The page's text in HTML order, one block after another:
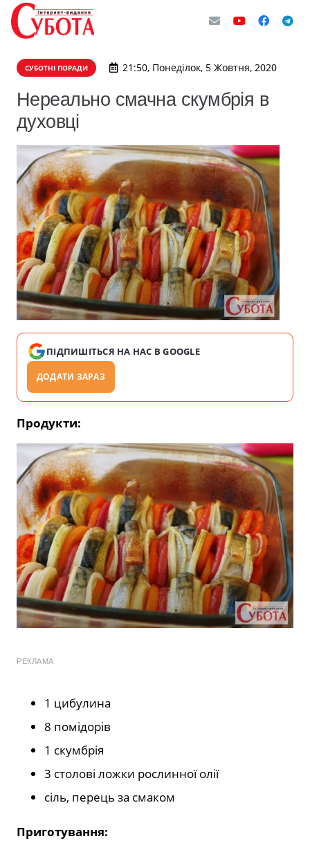
СУБОТНІ ПОРАДИ 21:50, Понеділок, 5 Жовтня, 2020
Нереально смачна скумбрія в
духовці
ПІДПИШІТЬСЯ НА НАС В GOOGLE
ДОДАТИ ЗАРАЗ
Продукти:
РЕКЛАМА
1 цибулина
8 помідорів
1 скумбрія
3 столові ложки рослинної олії
сіль, перець за смаком
Приготування: